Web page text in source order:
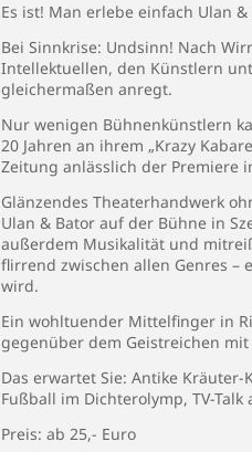
Es ist! Man erlebe einfach Ulan
Bei Sinnkrise: Undsinn! Nach
Intellektuellen, den Künstlern
gleichermaßen anregt.
Nur wenigen Bühnenkünstlern
20 Jahren an ihrem „Krazy
Zeitung anlässlich der Premiere
Glänzendes Theaterhandwerk
Ulan & Bator auf der Bühne in
außerdem Musikalität und
flirrend zwischen allen Genres
wird.
Ein wohltuender Mittelfinger in
gegenüber dem Geistreichen
Das erwartet Sie: Antike
Fußball im Dichterolymp, TV-
Preis: ab 25,- Euro